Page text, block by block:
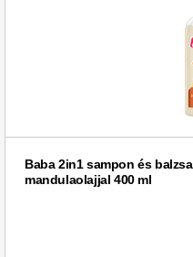
Baba 2in1 sampon és
mandulaolajjal 400 ml